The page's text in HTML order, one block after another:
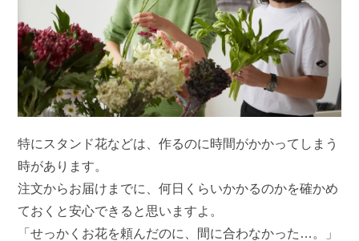
特にスタンド花などは、作るのに時間がかかってしまう
時があります。
注文からお届けまでに、何日くらいかかるのかを確かめ
ておくと安心できると思いますよ。
「せっかくお花を頼んだのに、間に合わなかった…。」